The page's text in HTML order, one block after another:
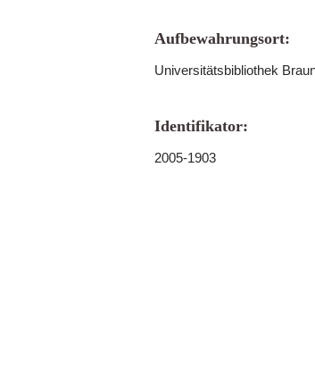
Aufbewahrungsort:
Universitätsbibliothek
Identifikator:
2005-1903